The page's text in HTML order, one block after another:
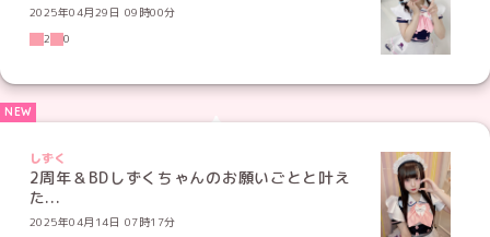
2025年04月29日 09時00分
2
0
しずく
2周年＆BDしずくちゃんのお願いごとと叶え
た...
2025年04月14日 07時17分